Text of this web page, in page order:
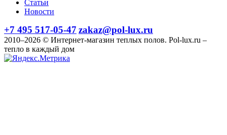
Статьи
Новости
+7 495 517-05-47 zakaz@pol-lux.ru
2010–2026 © Интернет-магазин теплых полов. Pol-lux.ru –
тепло в каждый дом